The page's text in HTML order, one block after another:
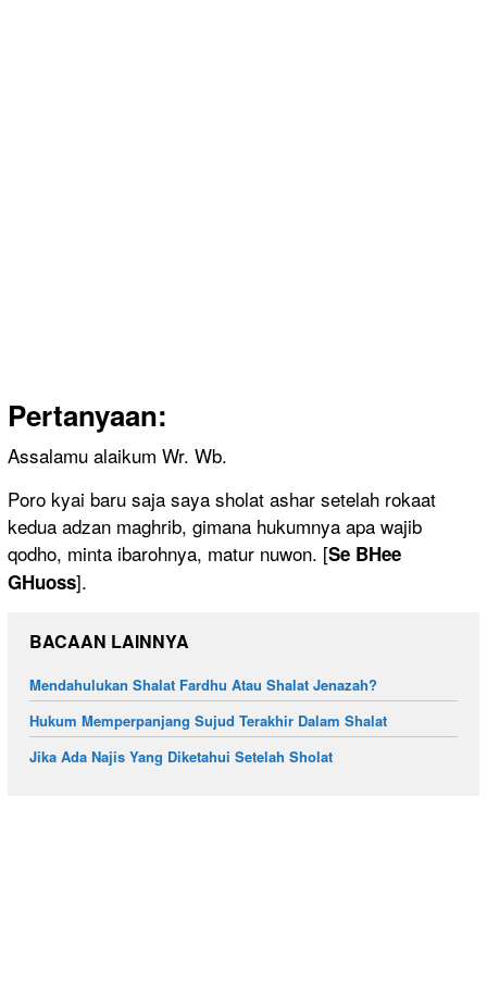
Pertanyaan:
Assalamu alaikum Wr. Wb.
Poro kyai baru saja saya sholat ashar setelah rokaat
kedua adzan maghrib, gimana hukumnya apa wajib
qodho, minta ibarohnya, matur nuwon. [Se BHee
GHuoss].
BACAAN LAINNYA
Mendahulukan Shalat Fardhu Atau Shalat Jenazah?
Hukum Memperpanjang Sujud Terakhir Dalam Shalat
Jika Ada Najis Yang Diketahui Setelah Sholat